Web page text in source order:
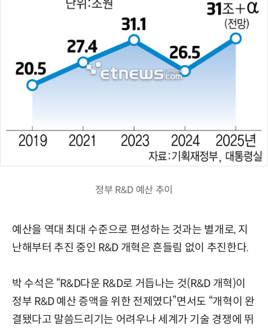
정부 R&D 예산 추이
예산을 역대 최대 수준으로 편성하는 것과는 별개로, 지
난해부터 추진 중인 R&D 개혁은 흔들림 없이 추진한다.
박 수석은 “R&D다운 R&D로 거듭나는 것(R&D 개혁)이
정부 R&D 예산 증액을 위한 전제였다”면서도 “개혁이 완
결됐다고 말씀드리기는 어려우나 세계가 기술 경쟁에 뛰